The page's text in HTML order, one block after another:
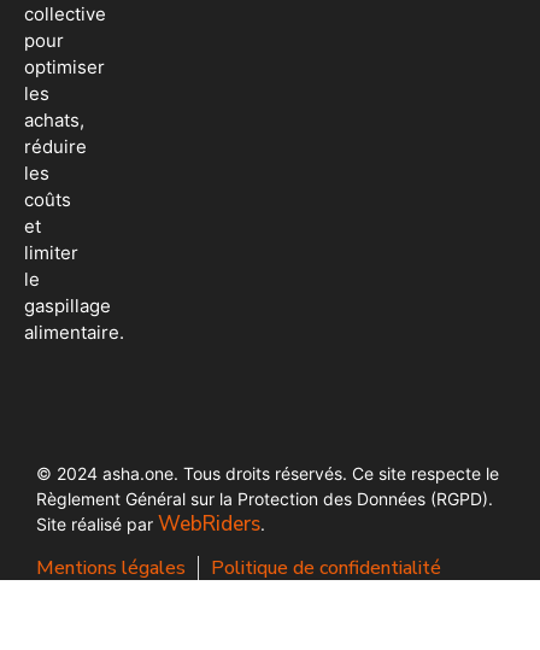
collective
pour
optimiser
les
achats,
réduire
les
coûts
et
limiter
le
gaspillage
alimentaire.
© 2024 asha.one. Tous droits réservés. Ce site respecte le
Règlement Général sur la Protection des Données (RGPD).
Site réalisé par WebRiders.
Mentions légales Politique de confidentialité